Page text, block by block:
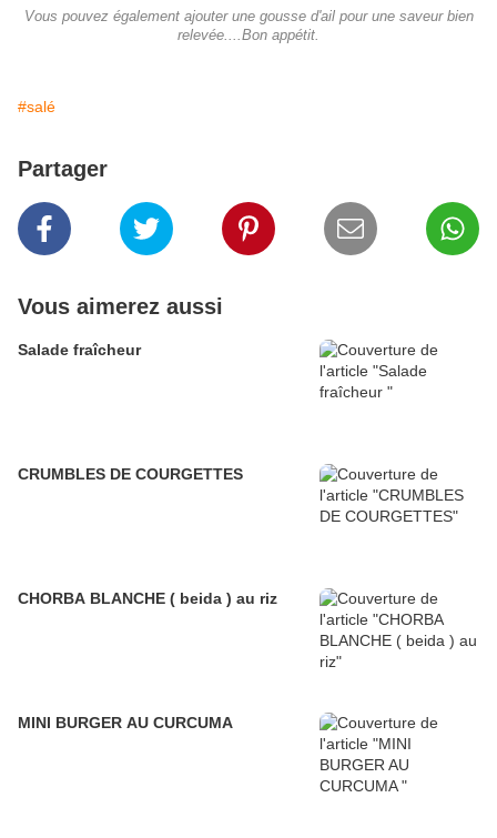
Vous pouvez également ajouter une gousse d'ail pour une saveur bien
relevée....Bon appétit.
#salé
Partager
Vous aimerez aussi
Salade fraîcheur
CRUMBLES DE COURGETTES
CHORBA BLANCHE ( beida ) au riz
MINI BURGER AU CURCUMA